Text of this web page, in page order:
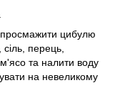
просмажити цибулю
перець,
та налити воду
на невеликому